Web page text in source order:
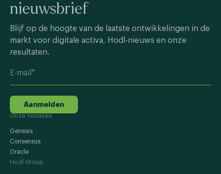
nieuwsbrief
Blijf op de hoogte van de laatste ontwikkelingen in de
markt voor digitale activa, Hodl-nieuws en onze
resultaten.
Aanmelden
Onze fondsen
Genesis
Consensus
Oracle
Hodl Group